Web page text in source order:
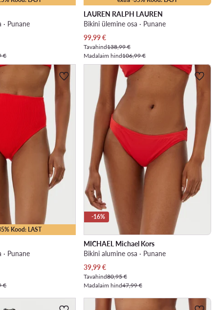
· Punane
€
LAUREN RALPH LAUREN
Bikini ülemine osa · Punane
Praegune hind
99,99€
Tavahind138,99 €
Madalaim hind106,99 €
Kood: LAST
· Punane
€
-16%
MICHAEL Michael Kors
Bikini alumine osa · Punane
Praegune hind
39,99€
Tavahind80,95 €
Madalaim hind47,99 €